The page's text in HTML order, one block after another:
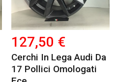
127,50 €
Cerchi In Lega Audi Da
17 Pollici Omologati